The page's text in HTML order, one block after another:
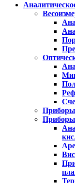
Приборы
Приборы